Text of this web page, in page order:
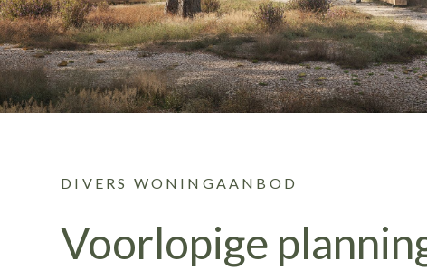
DIVERS WONINGAANBOD
Voorlopige